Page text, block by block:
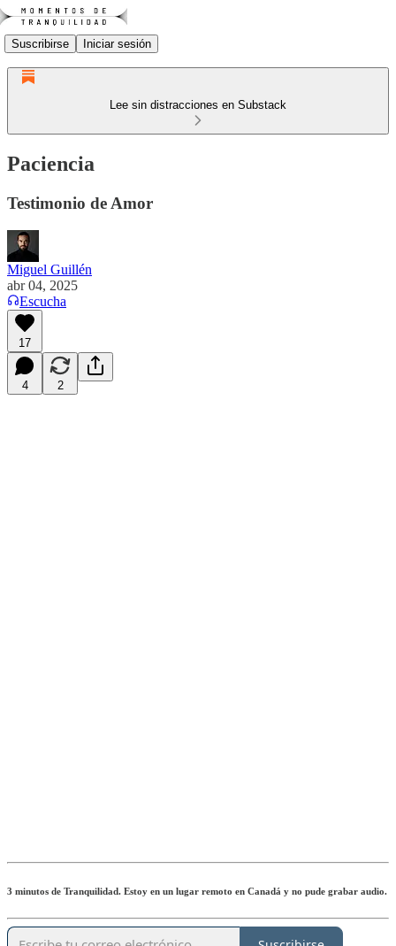
Suscribirse Iniciar sesión
Lee sin distracciones en Substack
Paciencia
Testimonio de Amor
Miguel Guillén
abr 04, 2025
Escucha
17
4 2
3 minutos de Tranquilidad. Estoy en un lugar remoto en Canadá y no pude grabar audio.